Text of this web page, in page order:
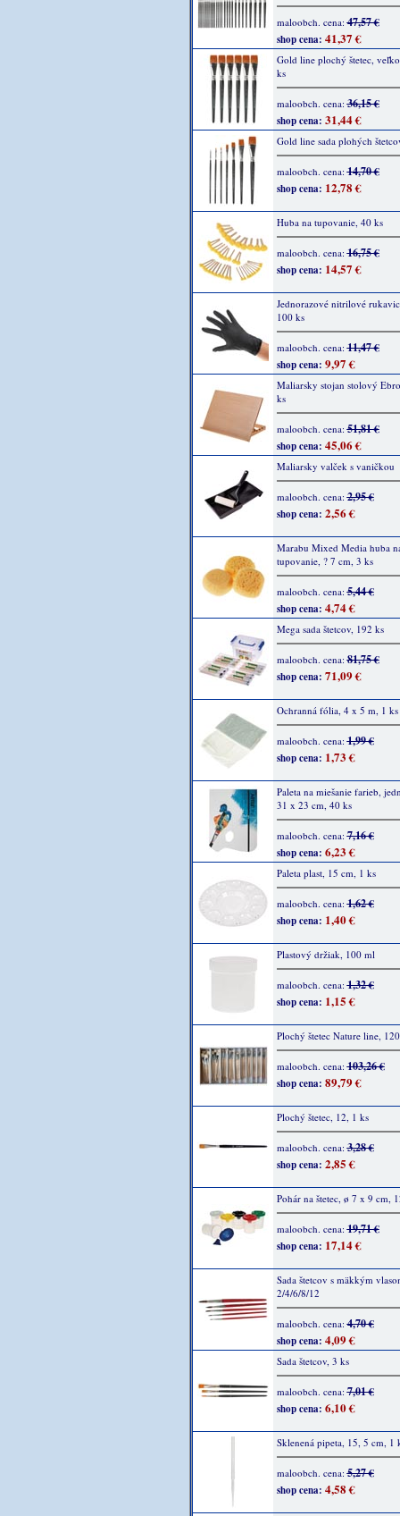
maloobch. cena:47,57 €
shop cena: 41,37 €
Gold line plochý štetec,
ks
maloobch. cena:36,15 €
shop cena: 31,44 €
Gold line sada plohých
maloobch. cena:14,70 €
shop cena: 12,78 €
Huba na tupovanie, 40 ks
maloobch. cena:16,75 €
shop cena: 14,57 €
Jednorazové nitrilové
100 ks
maloobch. cena:11,47 €
shop cena: 9,97 €
Maliarsky stojan stolový
ks
maloobch. cena:51,81 €
shop cena: 45,06 €
Maliarsky valček s vaničkou
maloobch. cena:2,95 €
shop cena: 2,56 €
Marabu Mixed Media huba
tupovanie, ? 7 cm, 3 ks
maloobch. cena:5,44 €
shop cena: 4,74 €
Mega sada štetcov, 192 ks
maloobch. cena:81,75 €
shop cena: 71,09 €
Ochranná fólia, 4 x 5 m, 1 ks
maloobch. cena:1,99 €
shop cena: 1,73 €
Paleta na miešanie farieb,
31 x 23 cm, 40 ks
maloobch. cena:7,16 €
shop cena: 6,23 €
Paleta plast, 15 cm, 1 ks
maloobch. cena:1,62 €
shop cena: 1,40 €
Plastový držiak, 100 ml
maloobch. cena:1,32 €
shop cena: 1,15 €
Plochý štetec Nature line,
maloobch. cena:103,26 €
shop cena: 89,79 €
Plochý štetec, 12, 1 ks
maloobch. cena:3,28 €
shop cena: 2,85 €
Pohár na štetec, ø 7 x 9 cm,
maloobch. cena:19,71 €
shop cena: 17,14 €
Sada štetcov s mäkkým
2/4/6/8/12
maloobch. cena:4,70 €
shop cena: 4,09 €
Sada štetcov, 3 ks
maloobch. cena:7,01 €
shop cena: 6,10 €
Sklenená pipeta, 15, 5 cm, 1
maloobch. cena:5,27 €
shop cena: 4,58 €